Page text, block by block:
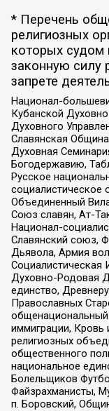
* Перечень
религиозных
которых судом
законную силу
запрете
Национал-
Кубанской
Духовного
Славянская
Духовная
Богодержавию,
Русское
социалистическое
Объединенный
Союз славян, Ат-
Национал-
Славянский союз,
Дьявола, Армия
Социалистическая
Духовно-Родовая
единство,
Православных
иммиграции, Кровь
религиозных
общественного
национальное
Болельщиков
Файзрахманисты,
п. Боровский,